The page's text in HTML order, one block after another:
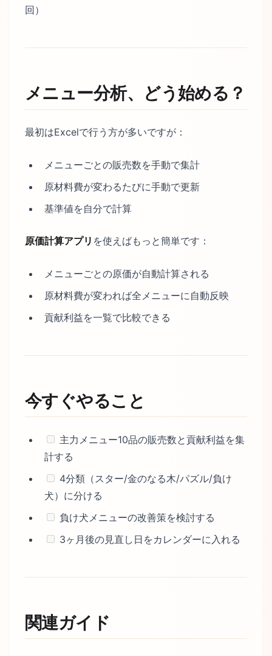
回）
メニュー分析、どう始める？
最初はExcelで行う方が多いですが：
メニューごとの販売数を手動で集計
原材料費が変わるたびに手動で更新
基準値を自分で計算
原価計算アプリ を使えばもっと簡単です：
メニューごとの原価が自動計算される
原材料費が変われば全メニューに自動反映
貢献利益を一覧で比較できる
今すぐやること
主力メニュー10品の販売数と貢献利益を集
計する
4分類（スター/金のなる木/パズル/負け
犬）に分ける
負け犬メニューの改善策を検討する
3ヶ月後の見直し日をカレンダーに入れる
関連ガイド